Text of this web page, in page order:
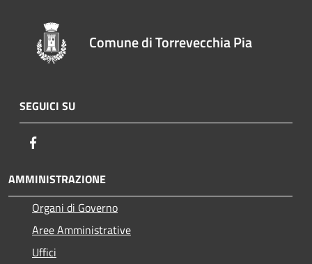
Comune di Torrevecchia Pia
SEGUICI SU
AMMINISTRAZIONE
Organi di Governo
Aree Amministrative
Uffici